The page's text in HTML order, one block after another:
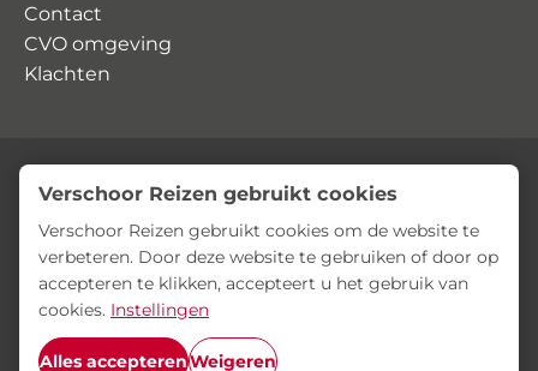
Contact
CVO omgeving
Klachten
Privacyverklaring
Verschoor Reizen gebruikt cookies
Verschoor Reizen gebruikt cookies om de website te
verbeteren. Door deze website te gebruiken of door op
accepteren te klikken, accepteert u het gebruik van
cookies. Instellingen
Alles accepterenWeigeren